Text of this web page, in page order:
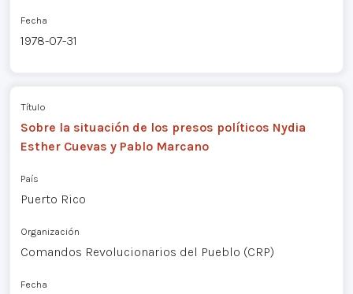
Fecha
1978-07-31
Título
Sobre la situación de los presos políticos Nydia
Esther Cuevas y Pablo Marcano
País
Puerto Rico
Organización
Comandos Revolucionarios del Pueblo (CRP)
Fecha